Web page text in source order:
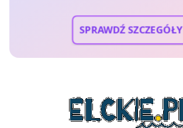
SPRAWDŹ SZCZEGÓŁY